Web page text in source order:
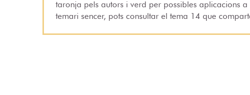
taronja pels autors i verd per possibles aplicacions
temari sencer, pots consultar el tema 14 que